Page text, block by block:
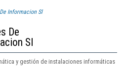
Informacion Sl
De
Sl
y gestión de instalaciones informáticas